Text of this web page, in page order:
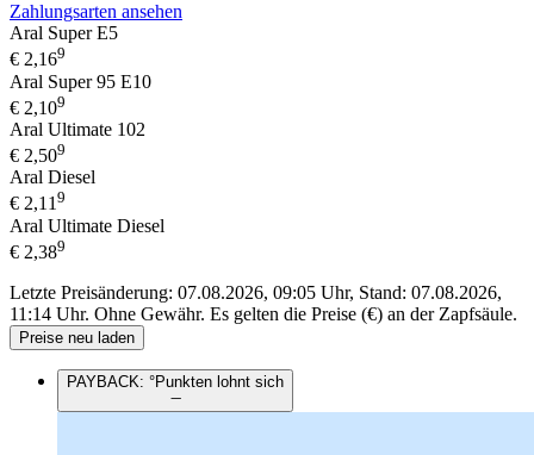
Zahlungsarten ansehen
Aral Super E5
€ 2,169
Aral Super 95 E10
€ 2,109
Aral Ultimate 102
€ 2,509
Aral Diesel
€ 2,119
Aral Ultimate Diesel
€ 2,389
Letzte Preisänderung: 07.08.2026, 09:05 Uhr, Stand: 07.08.2026,
11:14 Uhr. Ohne Gewähr. Es gelten die Preise (€) an der Zapfsäule.
Preise neu laden
PAYBACK: °Punkten lohnt sich